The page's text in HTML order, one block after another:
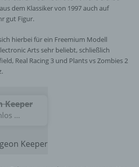
dem Klassiker von 1997 auch auf
gut Figur.
hierbei für ein Freemium Modell
Arts sehr beliebt, schließlich
Real Racing 3 und Plants vs Zombies 2
Keeper
Keeper